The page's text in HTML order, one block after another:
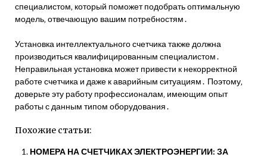
специалистом‚ который поможет подобрать оптимальную
модель‚ отвечающую вашим потребностям․
Установка интеллектуального счетчика также должна
производиться квалифицированным специалистом․
Неправильная установка может привести к некорректной
работе счетчика и даже к аварийным ситуациям․ Поэтому‚
доверьте эту работу профессионалам‚ имеющим опыт
работы с данным типом оборудования․
Похожие статьи:
НОМЕРА НА СЧЕТЧИКАХ ЭЛЕКТРОЭНЕРГИИ: ЗА